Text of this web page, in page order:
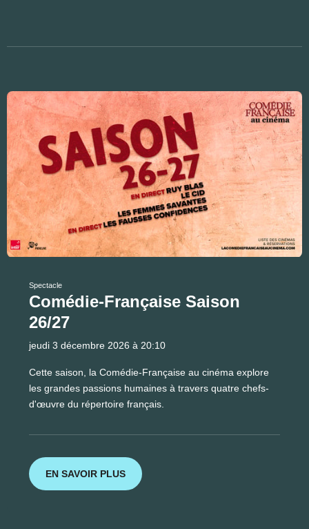
Spectacle
Comédie-Française Saison
26/27
jeudi 3 décembre 2026 à 20:10
Cette saison, la Comédie-Française au cinéma explore
les grandes passions humaines à travers quatre chefs-
d'œuvre du répertoire français.
EN SAVOIR PLUS